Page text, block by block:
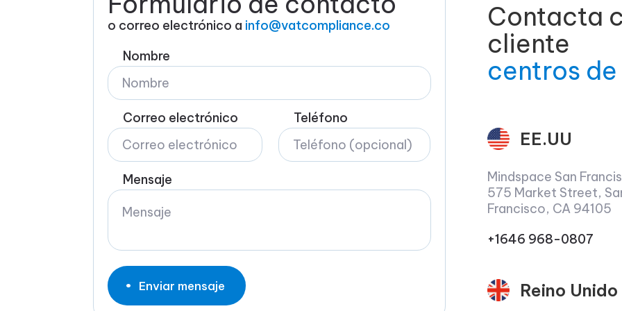
o correo electrónico a info@vatcompliance.co
Nombre
Correo electrónico Teléfono
Mensaje
Enviar mensaje
Contacta
cliente
centros
EE.UU
Mindspace San
575 Market Street,
Francisco, CA 94105
+1646 968-0807
Reino Unido